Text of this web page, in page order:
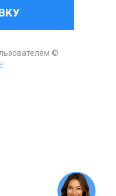
©